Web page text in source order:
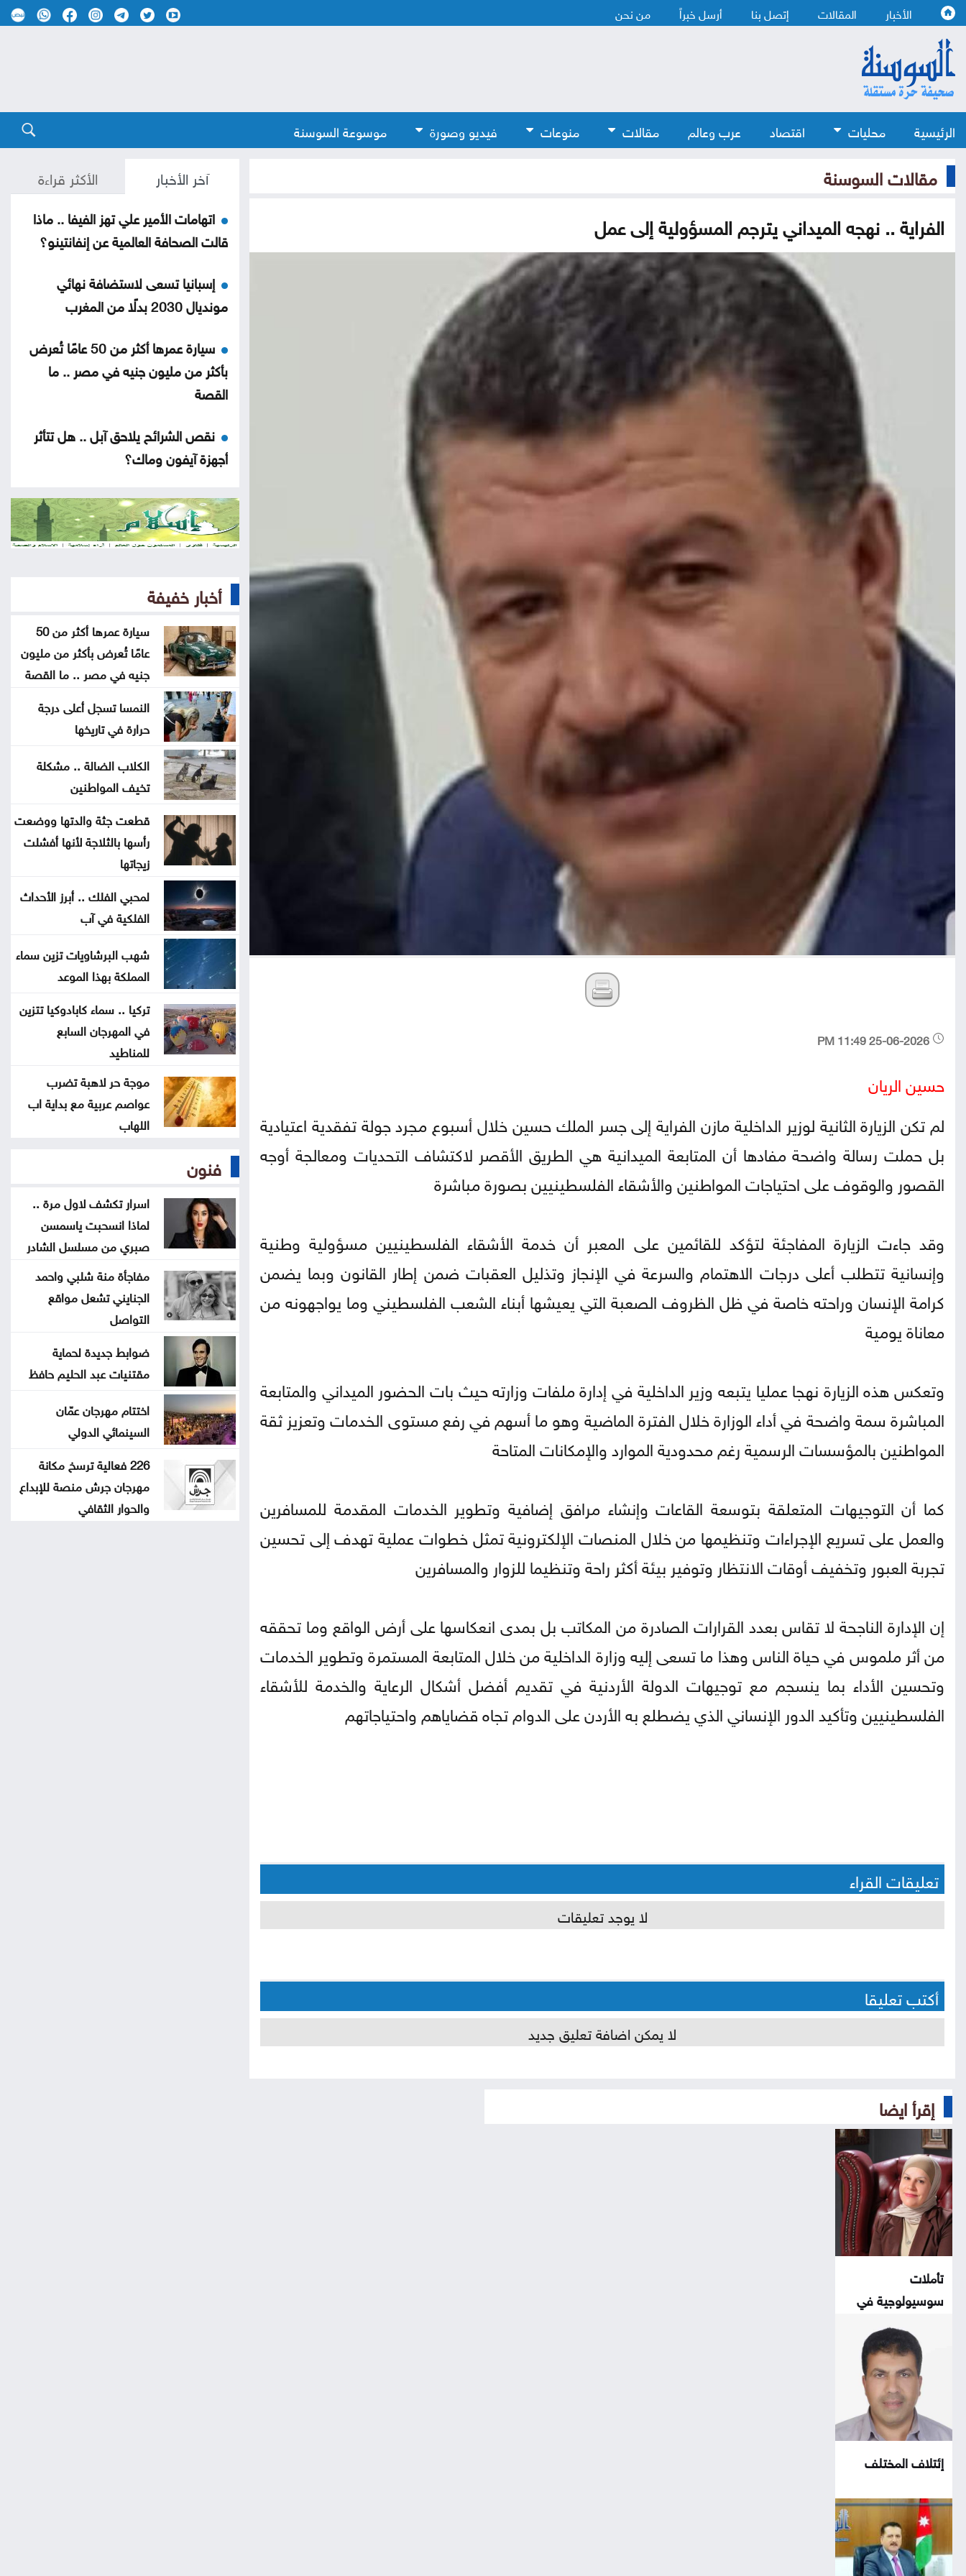
الأخبار المقالات إتصل بنا أرسل خبراً من نحن
الرئيسية محليات اقتصاد عرب وعالم مقالات منوعات فيديو وصورة موسوعة السوسنة
مقالات السوسنة
الفراية .. نهجه الميداني يترجم المسؤولية إلى عمل
حسين الريان
لم تكن الزيارة الثانية لوزير الداخلية مازن الفراية إلى جسر الملك حسين خلال أسبوع مجرد جولة تفقدية اعتيادية
بل حملت رسالة واضحة مفادها أن المتابعة الميدانية هي الطريق الأقصر لاكتشاف التحديات ومعالجة أوجه
القصور والوقوف على احتياجات المواطنين والأشقاء الفلسطينيين بصورة مباشرة
وقد جاءت الزيارة المفاجئة لتؤكد للقائمين على المعبر أن خدمة الأشقاء الفلسطينيين مسؤولية وطنية
وإنسانية تتطلب أعلى درجات الاهتمام والسرعة في الإنجاز وتذليل العقبات ضمن إطار القانون وبما يضمن
كرامة الإنسان وراحته خاصة في ظل الظروف الصعبة التي يعيشها أبناء الشعب الفلسطيني وما يواجهونه من
معاناة يومية
وتعكس هذه الزيارة نهجا عمليا يتبعه وزير الداخلية في إدارة ملفات وزارته حيث بات الحضور الميداني والمتابعة
المباشرة سمة واضحة في أداء الوزارة خلال الفترة الماضية وهو ما أسهم في رفع مستوى الخدمات وتعزيز ثقة
المواطنين بالمؤسسات الرسمية رغم محدودية الموارد والإمكانات المتاحة
كما أن التوجيهات المتعلقة بتوسعة القاعات وإنشاء مرافق إضافية وتطوير الخدمات المقدمة للمسافرين
والعمل على تسريع الإجراءات وتنظيمها من خلال المنصات الإلكترونية تمثل خطوات عملية تهدف إلى تحسين
تجربة العبور وتخفيف أوقات الانتظار وتوفير بيئة أكثر راحة وتنظيما للزوار والمسافرين
إن الإدارة الناجحة لا تقاس بعدد القرارات الصادرة من المكاتب بل بمدى انعكاسها على أرض الواقع وما تحققه
من أثر ملموس في حياة الناس وهذا ما تسعى إليه وزارة الداخلية من خلال المتابعة المستمرة وتطوير الخدمات
وتحسين الأداء بما ينسجم مع توجيهات الدولة الأردنية في تقديم أفضل أشكال الرعاية والخدمة للأشقاء
الفلسطينيين وتأكيد الدور الإنساني الذي يضطلع به الأردن على الدوام تجاه قضاياهم واحتياجاتهم
تعليقات القراء
لا يوجد تعليقات
أكتب تعليقا
لا يمكن اضافة تعليق جديد
إقرأ ايضا
تأملات
سوسيولوجية في
زمن الدرونز
إئتلاف المختلف
آخر الأخبار الأكثر قراءة
اتهامات الأمير علي تهز الفيفا .. ماذا
قالت الصحافة العالمية عن إنفانتينو؟
إسبانيا تسعى لاستضافة نهائي
مونديال 2030 بدلًا من المغرب
سيارة عمرها أكثر من 50 عامًا تُعرض
بأكثر من مليون جنيه في مصر .. ما
القصة
نقص الشرائح يلاحق آبل .. هل تتأثر
أجهزة آيفون وماك؟
هل أصبحت الهواتف القابلة للطي
مملة؟
الجلطة .. لا تتجاهلها
العدو الخفي للمسافرين .. لماذا
يرهقك اختلاف التوقيت
وداعا لعسر الهضم .. طرق منزلية
بسيطة تمنح معدتك الراحة
هل تأكل البطيخ مع الخبز؟ خبراء
يوضحون ما قد يحدث لجسمك
عطالله: الوصاية الهاشمية صمام أمان
للمقدسات في القدس
أعيان: مواقف الملك تعكس التزامًا
أردنيًا راسخًا بالدفاع عن القدس
ومقدساتها
إيران: مفاوضات مضيق هرمز مع
الرئيس الإيراني: صعوبة التواصل مع
المرشد مجتبى خامنئي
لجنة "4+4" الليبية تتوصل لاتفاق
بشأن تعيين رئيس مفوضية الانتخابات
لجنة أوضاع اللاعبين تصدر قرارات بحق
أخبار خفيفة
سيارة عمرها أكثر من 50
عامًا تُعرض بأكثر من مليون
جنيه في مصر .. ما القصة
النمسا تسجل أعلى درجة
حرارة في تاريخها
الكلاب الضالة .. مشكلة
تخيف المواطنين
قطعت جثة والدتها ووضعت
رأسها بالثلاجة لأنها أفشلت
زيجاتها
لمحبي الفلك .. أبرز الأحداث
الفلكية في آب
شهب البرشاويات تزين سماء
المملكة بهذا الموعد
تركيا .. سماء كابادوكيا تتزين
في المهرجان السابع
للمناطيد
موجة حر لاهبة تضرب
عواصم عربية مع بداية اب
اللهاب
فنون
اسرار تكشف لاول مرة ..
لماذا انسحبت ياسمسن
صبري من مسلسل الشادر
مفاجأة منة شلبي واحمد
الجنايني تشعل مواقع
التواصل
ضوابط جديدة لحماية
مقتنيات عبد الحليم حافظ
اختتام مهرجان عمّان
السينمائي الدولي
226 فعالية ترسخ مكانة
مهرجان جرش منصة للإبداع
والحوار الثقافي